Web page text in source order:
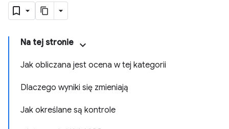
Na tej stronie
Jak obliczana jest ocena w tej kategorii
Dlaczego wyniki się zmieniają
Jak określane są kontrole